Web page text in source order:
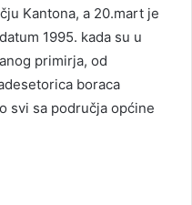
Kantona, a 20.mart je
1995. kada su u
primirja, od
boraca
svi sa područja općine